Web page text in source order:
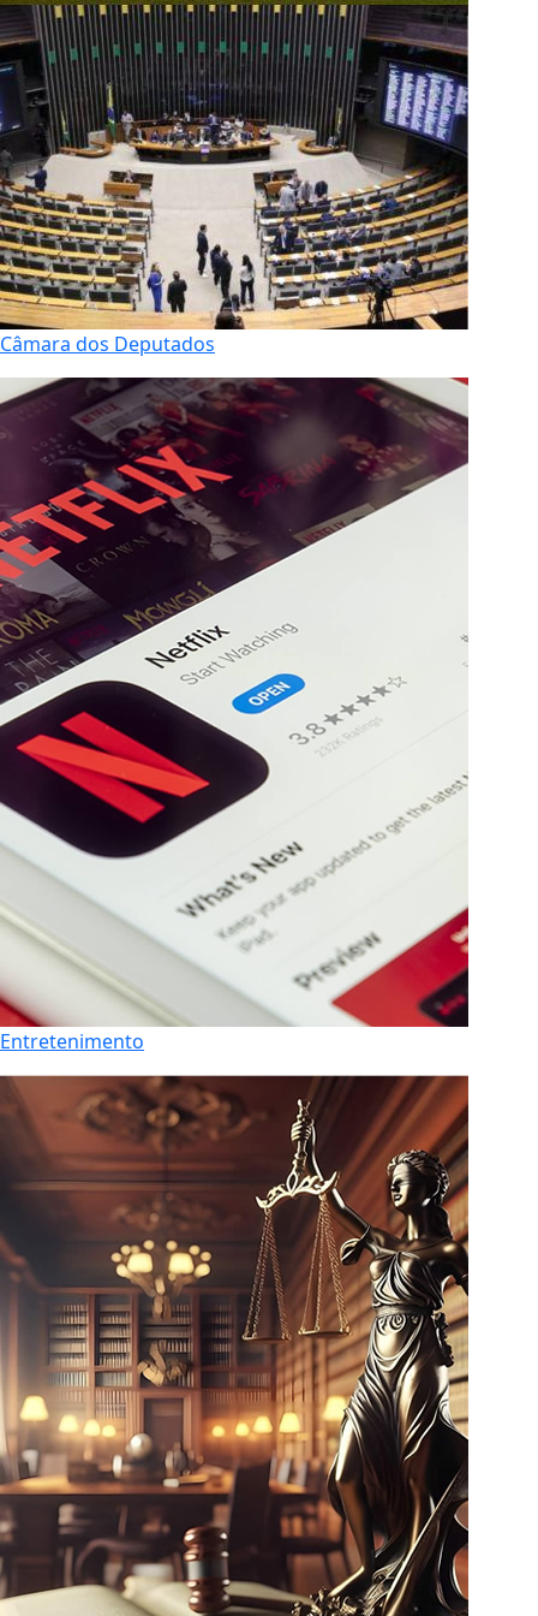
Câmara dos Deputados
Entretenimento